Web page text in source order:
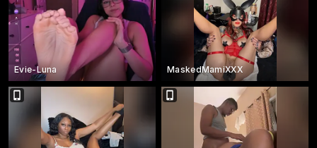
Evie-Luna MaskedMamiXXX